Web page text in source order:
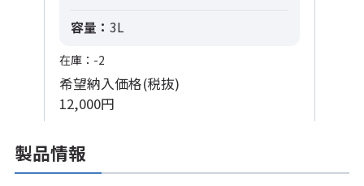
容量： 3L
在庫：-2
希望納入価格(税抜)
12,000円
製品情報